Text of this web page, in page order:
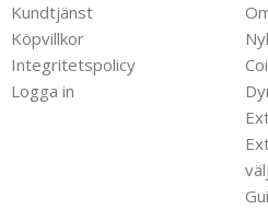
Kundtjänst
Köpvillkor
Integritetspolicy
Logga in